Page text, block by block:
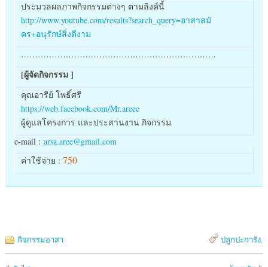
ประมวลผลภาพกิจกรรมต่างๆ ตามลิงค์นี้
http://www.youtube.com/results?search_query=อาสาสมั
คร+อนุรักษ์สิ่งดีงาม
…………………………………………………………….
[ผู้จัดกิจกรรม ]
คุณอารีย์ โพธิ์ศรี
https://web.facebook.com/Mr.areee
ผู้ดูแลโครงการ และประสานงาน กิจกรรม
e-mail : arsa.aree@gmail.com
ค่าใช้จ่าย : 750
กิจกรรมอาสา ปลูกปะการัง.